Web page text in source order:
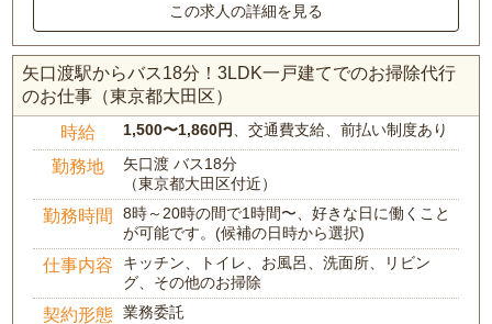
この求人の詳細を見る
矢口渡駅からバス18分！3LDK一戸建てでのお掃除代行
のお仕事（東京都大田区）
時給 1,500〜1,860円 、交通費支給、前払い制度あり
勤務地
矢口渡 バス18分
（東京都大田区付近）
勤務時間
8時～20時の間で1時間〜、好きな日に働くこと
が可能です。(候補の日時から選択)
仕事内容
キッチン、トイレ、お風呂、洗面所、リビン
グ、その他のお掃除
契約形態 業務委託